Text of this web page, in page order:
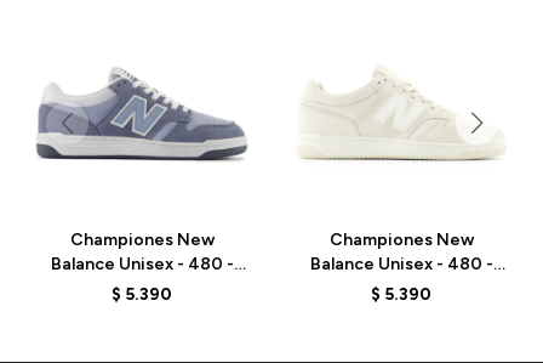
Championes New
Balance Unisex - 480 -
BB480LEB - ARCTIC
$ 5.390
Championes New
Balance Unisex - 480 -
BB480LDS - LINEN
$ 5.390